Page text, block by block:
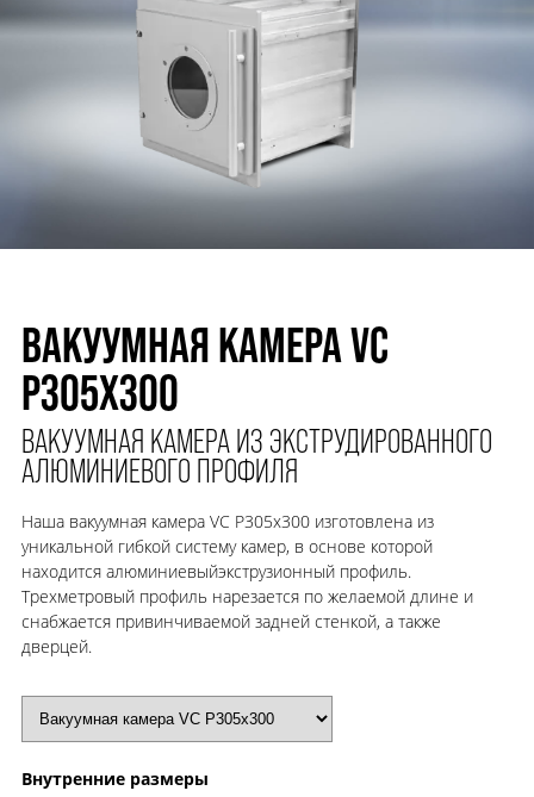
ВАКУУМНАЯ КАМЕРА VC
P305X300
ВАКУУМНАЯ КАМЕРА ИЗ ЭКСТРУДИРОВАННОГО
АЛЮМИНИЕВОГО ПРОФИЛЯ
Наша вакуумная камера VC P305x300 изготовлена из
уникальной гибкой систему камер, в основе которой
находится алюминиевыйэкструзионный профиль.
Трехметровый профиль нарезается по желаемой длине и
снабжается привинчиваемой задней стенкой, а также
дверцей.
Внутренние размеры